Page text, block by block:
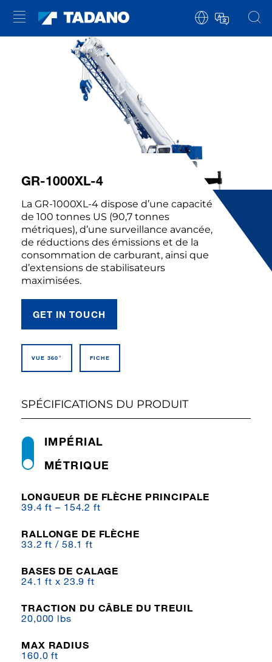
GR-1000XL-4
La GR-1000XL-4 dispose d’une capacité
de 100 tonnes US (90,7 tonnes
métriques), d’une surveillance avancée,
de réductions des émissions et de la
consommation de carburant, ainsi que
d’extensions de stabilisateurs
maximisées.
GET IN TOUCH
VUE 360° FICHE
SPÉCIFICATIONS DU PRODUIT
MÉTRIQUE
IMPÉRIAL
LONGUEUR DE FLÈCHE PRINCIPALE
39.4 ft – 154.2 ft
RALLONGE DE FLÈCHE
33.2 ft / 58.1 ft
BASES DE CALAGE
24.1 ft x 23.9 ft
TRACTION DU CÂBLE DU TREUIL
20,000 lbs
MAX RADIUS
160.0 ft